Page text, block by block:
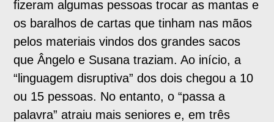
fizeram algumas pessoas trocar as mantas e
os baralhos de cartas que tinham nas mãos
pelos materiais vindos dos grandes sacos
que Ângelo e Susana traziam. Ao início, a
“linguagem disruptiva” dos dois chegou a 10
ou 15 pessoas. No entanto, o “passa a
palavra” atraiu mais seniores e, em três